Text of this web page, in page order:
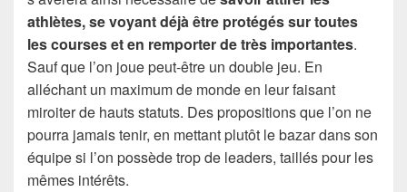
athlètes, se voyant déjà être protégés sur toutes
les courses et en remporter de très importantes.
Sauf que l’on joue peut-être un double jeu. En
alléchant un maximum de monde en leur faisant
miroiter de hauts statuts. Des propositions que l’on ne
pourra jamais tenir, en mettant plutôt le bazar dans son
équipe si l’on possède trop de leaders, taillés pour les
mêmes intérêts.